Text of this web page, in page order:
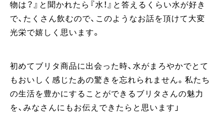
物は？』と聞かれたら『水！』と答えるくらい水が好き
で、たくさん飲むので、このようなお話を頂けて大変
光栄で嬉しく思います。
初めてブリタ商品に出会った時、水がまろやかでとて
もおいしく感じたあの驚きを忘れられません。私たち
の生活を豊かにすることができるブリタさんの魅力
を、みなさんにもお伝えできたらと思います」